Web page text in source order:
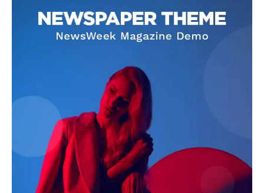
Contact us
Subscription Plans
My account